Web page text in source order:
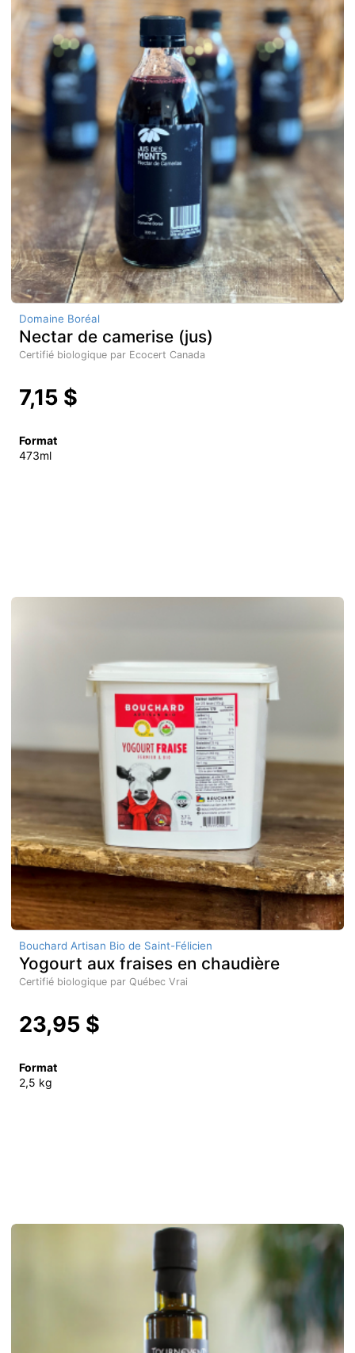
Domaine Boréal
Nectar de camerise (jus)
Certifié biologique par Ecocert Canada
7,15 $
Format
473ml
Bouchard Artisan Bio de Saint-Félicien
Yogourt aux fraises en chaudière
Certifié biologique par Québec Vrai
23,95 $
Format
2,5 kg